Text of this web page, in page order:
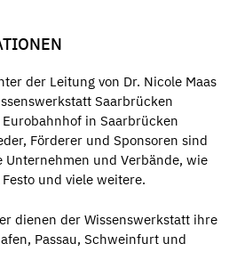
der Leitung von Dr. Nicole Maas
Saarbrücken
in Saarbrücken
Förderer und Sponsoren sind
Unternehmen und Verbände, wie
Festo und viele weitere.
dienen der Wissenswerkstatt ihre
Passau, Schweinfurt und